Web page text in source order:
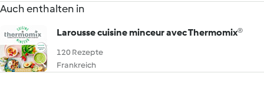
Auch enthalten in
Larousse cuisine minceur avec Thermomix®
120 Rezepte
Frankreich